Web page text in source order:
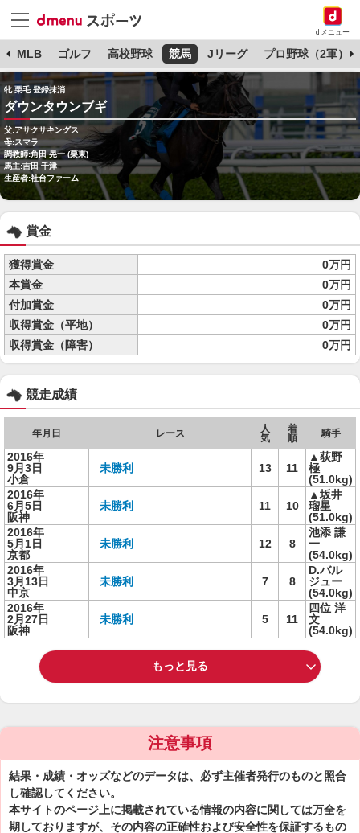
dメニュー
MLB ゴルフ 高校野球 競馬 Jリーグ プロ野球（2軍）
牝 栗毛 登録抹消
ダウンタウンブギ
父:アサクサキングス
母:スマラ
調教師:角田 晃一 (栗東)
馬主:吉田 千津
生産者:社台ファーム
賞金
獲得賞金
0万円
本賞金
0万円
付加賞金
0万円
収得賞金（平地）
0万円
収得賞金（障害）
0万円
競走成績
年月日 レース
人
気
着
順
騎手
2016年
9月3日
小倉
未勝利 13 11
▲荻野
極
(51.0kg)
2016年
6月5日
阪神
未勝利 11 10
▲坂井
瑠星
(51.0kg)
2016年
5月1日
京都
未勝利 12 8
池添 謙
一
(54.0kg)
2016年
3月13日
中京
未勝利 7 8
D.バル
ジュー
(54.0kg)
2016年
2月27日
阪神
未勝利 5 11
四位 洋
文
(54.0kg)
もっと見る
注意事項
結果・成績・オッズなどのデータは、必ず主催者発行のものと照合
し確認してください。
本サイトのページ上に掲載されている情報の内容に関しては万全を
期しておりますが、その内容の正確性および安全性を保証するもの